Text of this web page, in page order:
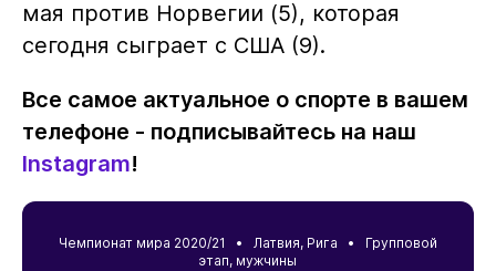
мая против Норвегии (5), которая
сегодня сыграет с США (9).
Все самое актуальное о спорте в вашем
телефоне - подписывайтесь на наш
Instagram!
Чемпионат мира 2020/21 • Латвия, Рига • Групповой
этап, мужчины